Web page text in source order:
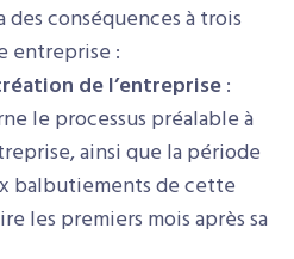
des conséquences à trois
entreprise :
de l’entreprise:
le processus préalable à
ainsi que la période
balbutiements de cette
les premiers mois après sa